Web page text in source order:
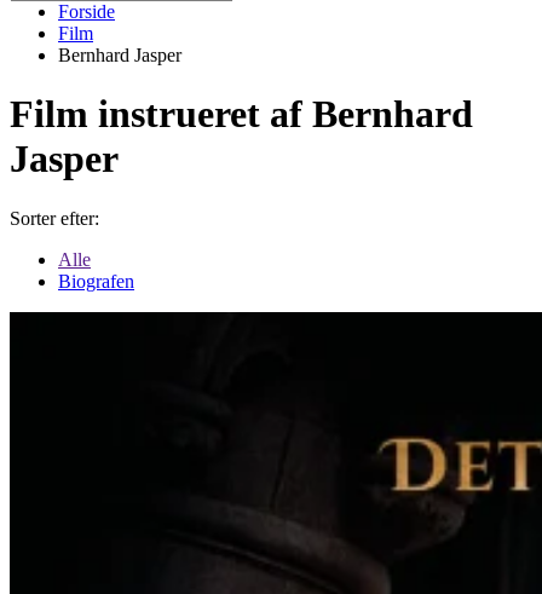
Forside
Film
Bernhard Jasper
Film instrueret af Bernhard
Jasper
Sorter efter:
Alle
Biografen